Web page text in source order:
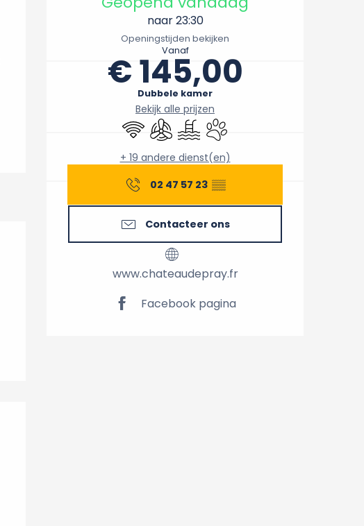
naar 23:30
Openingstijden bekijken
Vanaf
€ 145,00
Dubbele kamer
Bekijk alle prijzen
Wifi Met aircoZwembadDieren toegelaten
+ 19 andere dienst(en)
02 47 57 23 ▒▒
Contacteer ons
www.chateaudepray.fr
Facebook pagina